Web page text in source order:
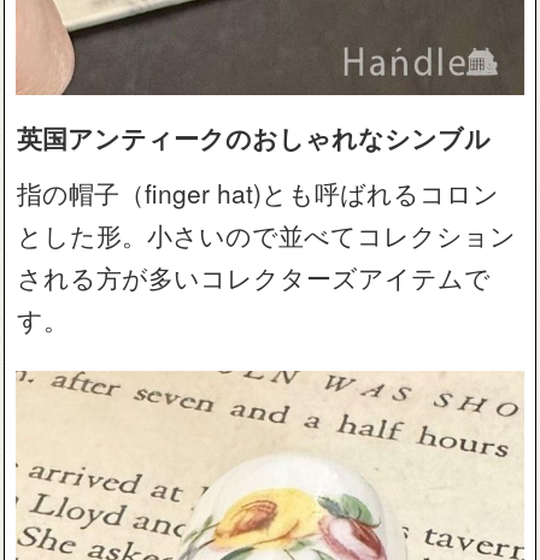
英国アンティークのおしゃれなシンブル
指の帽子（finger hat)とも呼ばれるコロン
とした形。小さいので並べてコレクション
される方が多いコレクターズアイテムで
す。